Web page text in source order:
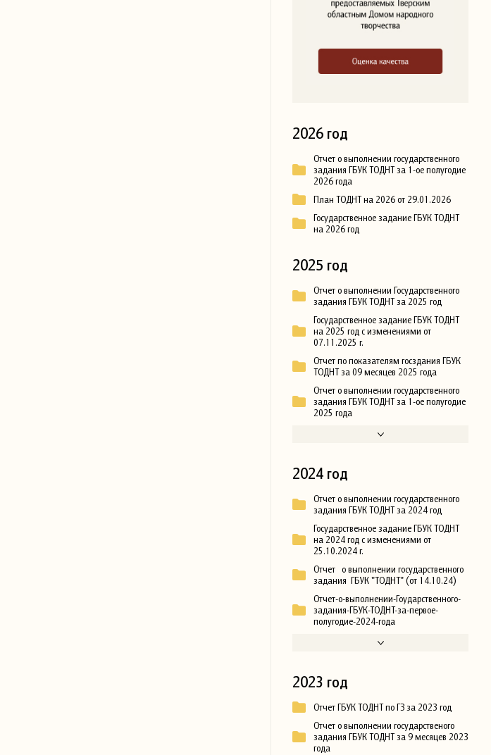
2026 год
Отчет о выполнении государственного
задания ГБУК ТОДНТ за 1-ое полугодие
2026 года
План ТОДНТ на 2026 от 29.01.2026
Государственное задание ГБУК ТОДНТ
на 2026 год
2025 год
Отчет о выполнении Государственного
задания ГБУК ТОДНТ за 2025 год
Государственное задание ГБУК ТОДНТ
на 2025 год с изменениями от
07.11.2025 г.
Отчет по показателям госздания ГБУК
ТОДНТ за 09 месяцев 2025 года
Отчет о выполнении государственного
задания ГБУК ТОДНТ за 1-ое полугодие
2025 года
2024 год
Отчет о выполнении государственного
задания ГБУК ТОДНТ за 2024 год
Государственное задание ГБУК ТОДНТ
на 2024 год с изменениями от
25.10.2024 г.
Отчет о выполнении государственного
задания ГБУК "ТОДНТ" (от 14.10.24)
Отчет-о-выполнении-Гоударственного-
задания-ГБУК-ТОДНТ-за-первое-
полугодие-2024-года
2023 год
Отчет ГБУК ТОДНТ по ГЗ за 2023 год
Отчет о выполнении государственого
задания ГБУК ТОДНТ за 9 месяцев 2023
года